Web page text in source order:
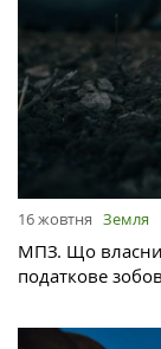
16 жовтня Земля
МПЗ. Що
податкове